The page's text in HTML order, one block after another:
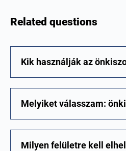
Related questions
Kik használják az
Melyiket válasszam:
Milyen felületre kell